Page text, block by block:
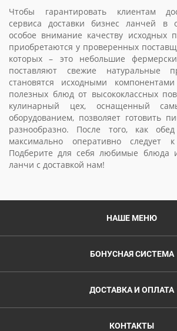
Чтобы гарантировать клиентам
сервиса доставки бизнес ланчей в
особое внимание качеству исходных
приобретаются у проверенных
которых – это небольшие
поставляют свежие натуральные
становятся исходными
полезных блюд от высококлассных
кулинарный цех, оснащенный
оборудованием, позволяет готовить
разнообразно. После того, как
максимально оперативно следует
Подберите для себя любимые блюда
ланчи с доставкой нам!
НАШЕ МЕНЮ
БОНУСНАЯ СИСТЕМА
ДОСТАВКА И ОПЛАТА
КОНТАКТЫ